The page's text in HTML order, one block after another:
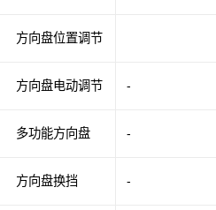
方向盘位置调节
方向盘电动调节
多功能方向盘
方向盘换挡
-
-
-